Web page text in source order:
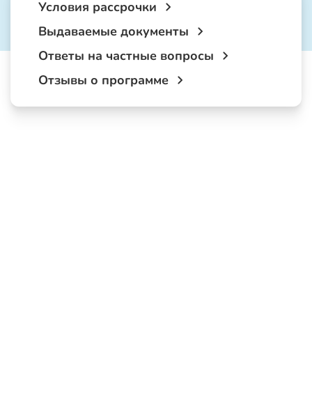
Условия рассрочки
Выдаваемые документы
Ответы на частные вопросы
Отзывы о программе